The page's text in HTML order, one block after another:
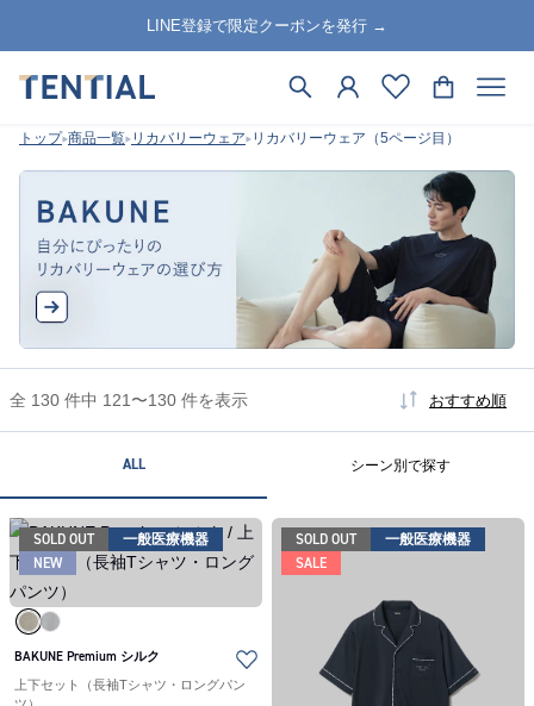
LINE登録で限定クーポンを発行 →
トップ 商品一覧 リカバリーウェア リカバリーウェア（5ページ目）
全 130 件中 121〜130 件を表示 おすすめ順
ALL シーン別で探す
SOLD OUT
一般医療機器
NEW
BAKUNE Premium シルク
上下セット（長袖Tシャツ・ロングパン
SOLD OUT
一般医療機器
SALE